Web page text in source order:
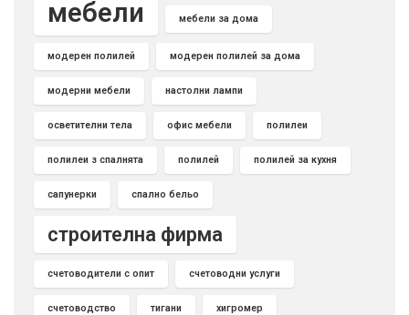
мебели мебели за дома
модерен полилей модерен полилей за дома
модерни мебели настолни лампи
осветителни тела офис мебели полилеи
полилеи з спалнята полилей полилей за кухня
сапунерки спално бельо
строителна фирма
счетоводители с опит счетоводни услуги
счетоводство тигани хигромер